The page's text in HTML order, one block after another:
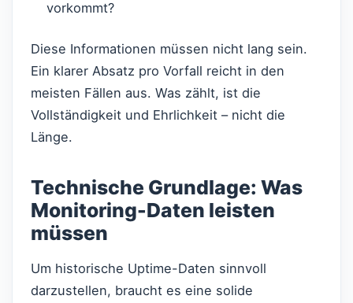
vorkommt?
Diese Informationen müssen nicht lang sein.
Ein klarer Absatz pro Vorfall reicht in den
meisten Fällen aus. Was zählt, ist die
Vollständigkeit und Ehrlichkeit – nicht die
Länge.
Technische Grundlage: Was
Monitoring-Daten leisten
müssen
Um historische Uptime-Daten sinnvoll
darzustellen, braucht es eine solide